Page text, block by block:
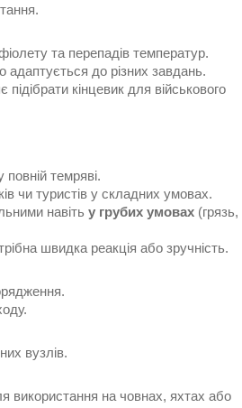
та перепадів температур.
адаптується до різних завдань.
кінцевик для військового
повній темряві.
чи туристів у складних умовах.
навіть у грубих умовах (грязь,
швидка реакція або зручність.
вузлів.
використання на човнах, яхтах або